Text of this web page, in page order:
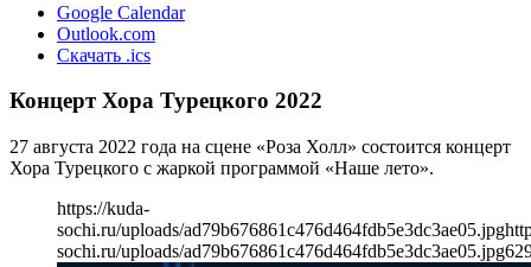
Google Calendar
Outlook.com
Скачать .ics
Концерт Хора Турецкого 2022
27 августа 2022 года на сцене «Роза Холл» состоится концерт
Хора Турецкого с жаркой программой «Наше лето».
https://kuda-
sochi.ru/uploads/ad79b676861c476d464fdb5e3dc3ae05.jpg
sochi.ru/uploads/ad79b676861c476d464fdb5e3dc3ae05.jpg